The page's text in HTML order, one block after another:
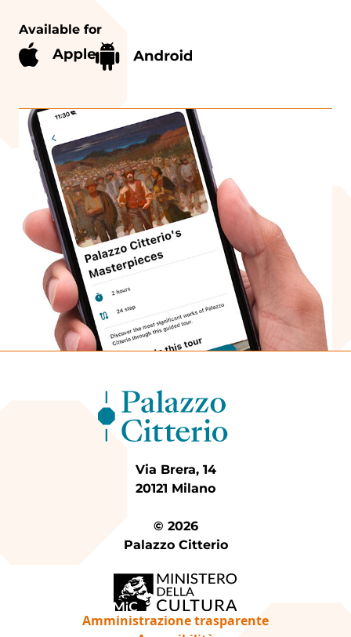
Available for
Via Brera, 14
20121 Milano
© 2026
Palazzo Citterio
Amministrazione trasparente